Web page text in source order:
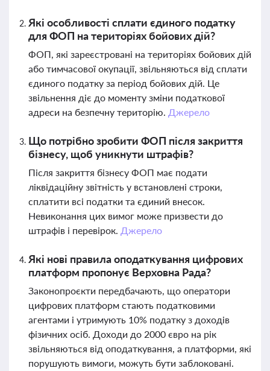
Які особливості сплати єдиного податку
для ФОП на територіях бойових дій?
ФОП, які зареєстровані на територіях бойових дій
або тимчасової окупації, звільняються від сплати
єдиного податку за період бойових дій. Це
звільнення діє до моменту зміни податкової
адреси на безпечну територію. Джерело
Що потрібно зробити ФОП після закриття
бізнесу, щоб уникнути штрафів?
Після закриття бізнесу ФОП має подати
ліквідаційну звітність у встановлені строки,
сплатити всі податки та єдиний внесок.
Невиконання цих вимог може призвести до
штрафів і перевірок. Джерело
Які нові правила оподаткування цифрових
платформ пропонує Верховна Рада?
Законопроєкти передбачають, що оператори
цифрових платформ стають податковими
агентами і утримують 10% податку з доходів
фізичних осіб. Доходи до 2000 євро на рік
звільняються від оподаткування, а платформи, які
порушують вимоги, можуть бути заблоковані.